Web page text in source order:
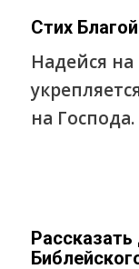
Стих
Надейся
на Господа.